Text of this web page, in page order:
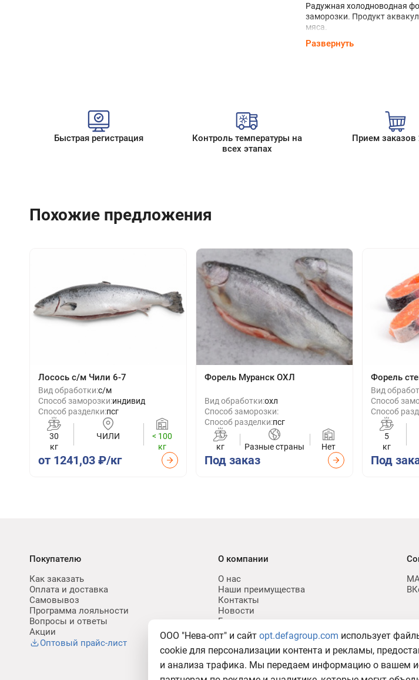
Радужная холодноводная
заморозки. Продукт
мяса.
Рыба богата Омега-3
Основные каналы сбыта -
Развернуть
Быстрая регистрация
Контроль температуры на
всех этапах
Прием заказов
Похожие предложения
Лосось с/м Чили 6-7
Вид обработки:с/м
Способ заморозки:индивид
Способ разделки:псг
30
кг
ЧИЛИ
< 100
кг
от 1241,03 ₽/кг
Форель Муранск ОХЛ
Вид обработки:охл
Способ заморозки:
Способ разделки:псг
кг Разные страны Нет
Под заказ
Форель
Вид
Способ
Способ
5
кг
Под
Покупателю
Как заказать
Оплата и доставка
Самовывоз
Программа лояльности
Вопросы и ответы
Акции
Оптовый прайс-лист
О компании
О нас
Наши преимущества
Контакты
Новости
Блог
Карьера
Политика в отношении обработки
ПДн
ООО "Нева-опт" и сайт opt.defagroup.com использует
cookie для персонализации контента и рекламы,
и анализа трафика. Мы передаем информацию о вашем